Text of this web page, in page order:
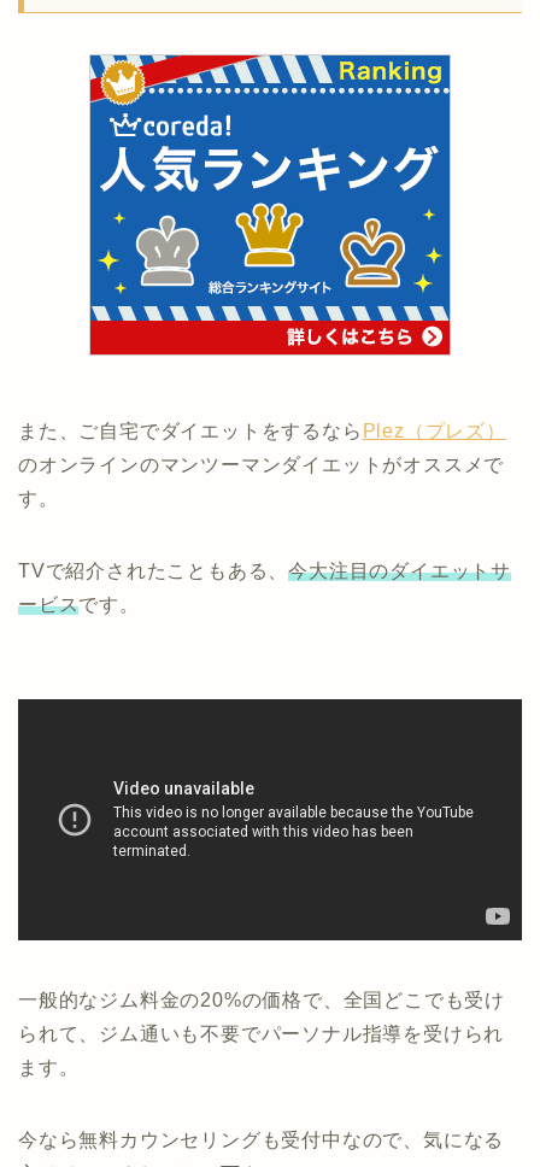
また、ご自宅でダイエットをするなら Plez（プレズ）
のオンラインのマンツーマンダイエットがオススメで
す。
TVで紹介されたこともある、今大注目のダイエットサ
ービスです。
一般的なジム料金の20%の価格で、全国どこでも受け
られて、ジム通いも不要でパーソナル指導を受けられ
ます。
今なら無料カウンセリングも受付中なので、気になる